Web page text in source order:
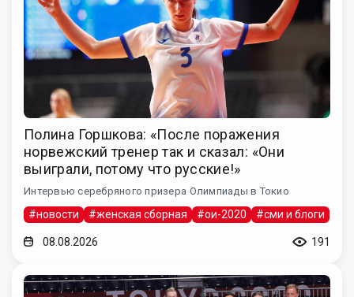
Полина Горшкова: «После поражения
норвежский тренер так и сказал: «Они
выиграли, потому что русские!»
Интервью серебряного призера Олимпиады в Токио
#новости #женская сборная #ои-2020 #сми и блоги
08.08.2026 191